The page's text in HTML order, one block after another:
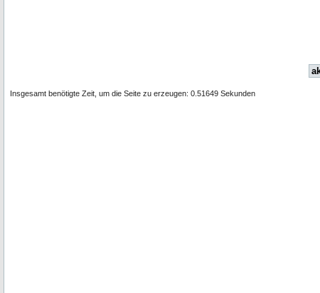
Insgesamt benötigte Zeit, um die Seite zu erzeugen: 0.51649 Sekunden